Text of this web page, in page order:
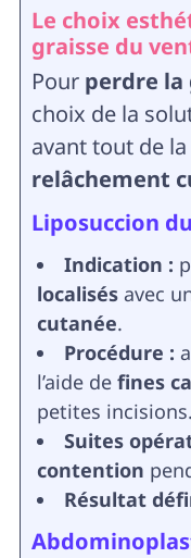
Le choix
graisse du
Pour perdre la
choix de la
avant tout de
relâchement
Liposuccion
Indication :
localisésavec
cutanée.
Procédure :
l’aide de fines
petites incisions.
Suites
contention
Résultat